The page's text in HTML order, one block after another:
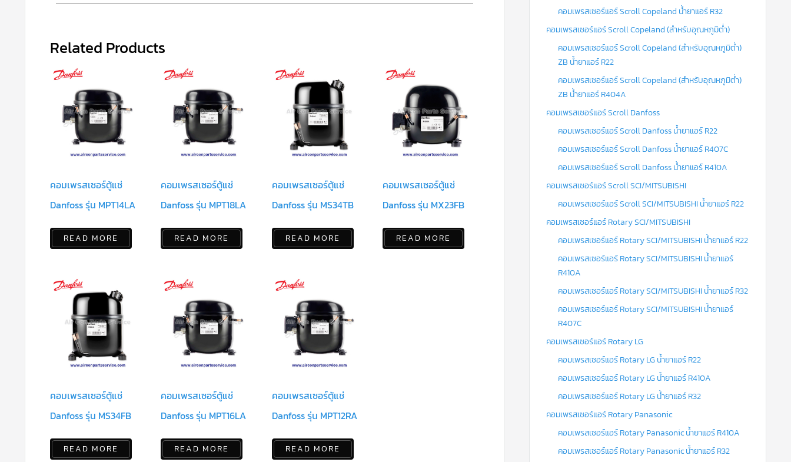
Related Products
คอมเพรสเซอร์ตู้แช่
Danfoss รุ่น MPT14LA
READ MORE
คอมเพรสเซอร์ตู้แช่
Danfoss รุ่น MPT18LA
READ MORE
คอมเพรสเซอร์ตู้แช่
Danfoss รุ่น MS34TB
READ MORE
คอมเพรสเซอร์ตู้แช่
Danfoss รุ่น MX23FB
READ MORE
คอมเพรสเซอร์ตู้แช่
Danfoss รุ่น MS34FB
READ MORE
คอมเพรสเซอร์ตู้แช่
Danfoss รุ่น MPT16LA
READ MORE
คอมเพรสเซอร์ตู้แช่
Danfoss รุ่น MPT12RA
READ MORE
คอมเพรสเซอร์แอร์ Scroll Copeland น้ำยาแอร์ R32
คอมเพรสเซอร์แอร์ Scroll Copeland (สำหรับอุณหภูมิต่ำ)
คอมเพรสเซอร์แอร์ Scroll Copeland (สำหรับอุณหภูมิต่ำ)
ZB น้ำยาแอร์ R22
คอมเพรสเซอร์แอร์ Scroll Copeland (สำหรับอุณหภูมิต่ำ)
ZB น้ำยาแอร์ R404A
คอมเพรสเซอร์แอร์ Scroll Danfoss
คอมเพรสเซอร์แอร์ Scroll Danfoss น้ำยาแอร์ R22
คอมเพรสเซอร์แอร์ Scroll Danfoss น้ำยาแอร์ R407C
คอมเพรสเซอร์แอร์ Scroll Danfoss น้ำยาแอร์ R410A
คอมเพรสเซอร์แอร์ Scroll SCI/MITSUBISHI
คอมเพรสเซอร์แอร์ Scroll SCI/MITSUBISHI น้ำยาแอร์ R22
คอมเพรสเซอร์แอร์ Rotary SCI/MITSUBISHI
คอมเพรสเซอร์แอร์ Rotary SCI/MITSUBISHI น้ำยาแอร์ R22
คอมเพรสเซอร์แอร์ Rotary SCI/MITSUBISHI น้ำยาแอร์
R410A
คอมเพรสเซอร์แอร์ Rotary SCI/MITSUBISHI น้ำยาแอร์ R32
คอมเพรสเซอร์แอร์ Rotary SCI/MITSUBISHI น้ำยาแอร์
R407C
คอมเพรสเซอร์แอร์ Rotary LG
คอมเพรสเซอร์แอร์ Rotary LG น้ำยาแอร์ R22
คอมเพรสเซอร์แอร์ Rotary LG น้ำยาแอร์ R410A
คอมเพรสเซอร์แอร์ Rotary LG น้ำยาแอร์ R32
คอมเพรสเซอร์แอร์ Rotary Panasonic
คอมเพรสเซอร์แอร์ Rotary Panasonic น้ำยาแอร์ R410A
คอมเพรสเซอร์แอร์ Rotary Panasonic น้ำยาแอร์ R32